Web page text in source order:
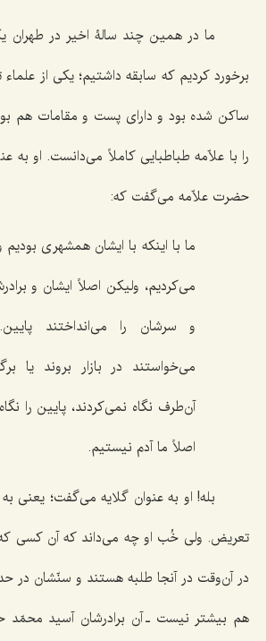
ما در همین چند سالۀ اخیر در طهران
برخورد کردیم که سابقه داشتیم؛ یکی از علماء
ساکن شده بود و دارای پست و مقامات هم
را با علاّمه طباطبایی کاملاً می‌دانست. او به
حضرت علاّمه می‌گفت که:
ما با اینکه با ایشان همشهری
می‌کردیم، ولیکن اصلاً ایشان و
و سرشان را می‌انداختند
می‌خواستند در بازار بروند یا
آن‌طرف نگاه نمی‌کردند، پایین را
اصلاً ما آدم نیستیم.
بله! او به عنوان گلایه می‌گفت؛ یعنی
تعریض. ولی خُب او چه می‌داند که آن کسی
در آن‌وقت در آنجا طلبه هستند و سنّشان در
هم بیشتر نیست ـ آن برادرشان آسید